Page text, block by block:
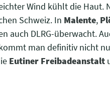
Wind kühlt die Haut.
Schweiz. In Malente,
auch DLRG-überwacht.
man definitiv nicht
Eutiner Freibadeanstalt